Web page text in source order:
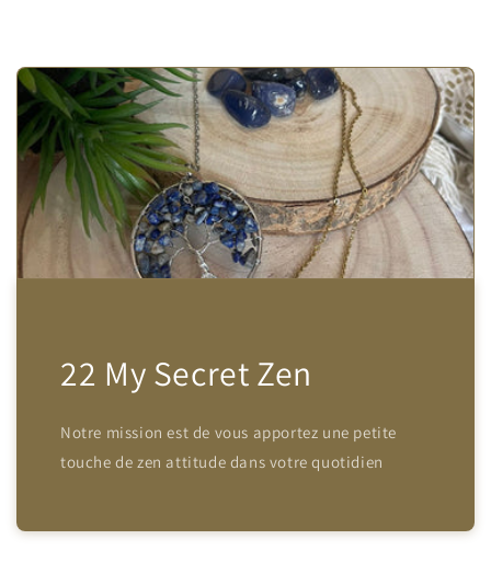
22 My Secret Zen
Notre mission est de vous apportez une petite
touche de zen attitude dans votre quotidien